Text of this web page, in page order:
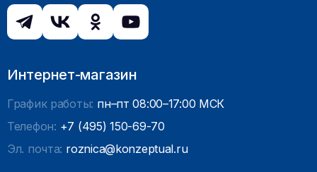
Интернет-магазин
График работы: пн–пт 08:00–17:00 МСК
Телефон: +7 (495) 150-69-70
Эл. почта: roznica@konzeptual.ru